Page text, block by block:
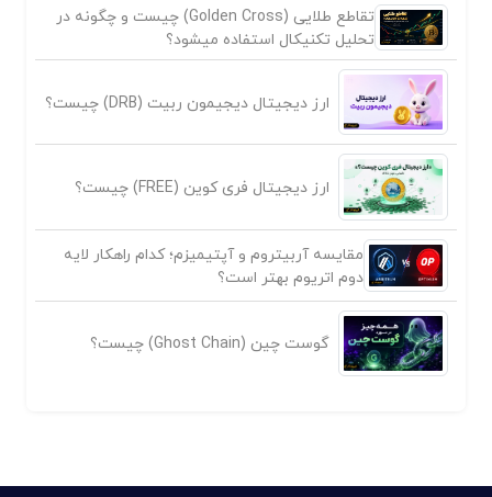
تقاطع طلایی (Golden Cross) چیست و چگونه در
تحلیل تکنیکال استفاده میشود؟
ارز دیجیتال دیجیمون ربیت (DRB) چیست؟
ارز دیجیتال فری کوین (FREE) چیست؟
مقایسه آربیتروم و آپتیمیزم؛ کدام راهکار لایه
دوم اتریوم بهتر است؟
گوست چین (Ghost Chain) چیست؟